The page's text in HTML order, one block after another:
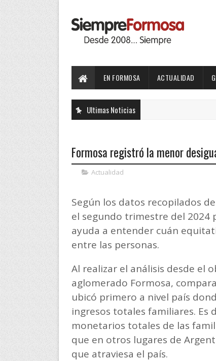
EN FORMOSA ACTUALIDAD
Ultimas Noticias
Formosa registró la menor
Actualidad
Según los datos recopilados
el segundo trimestre del 2024
ayuda a entender cuán
entre las personas.
Al realizar el análisis desde el
aglomerado Formosa,
ubicó primero a nivel país
ingresos totales familiares. Es
monetarios totales de las
que en otros lugares de
que atraviesa el país.